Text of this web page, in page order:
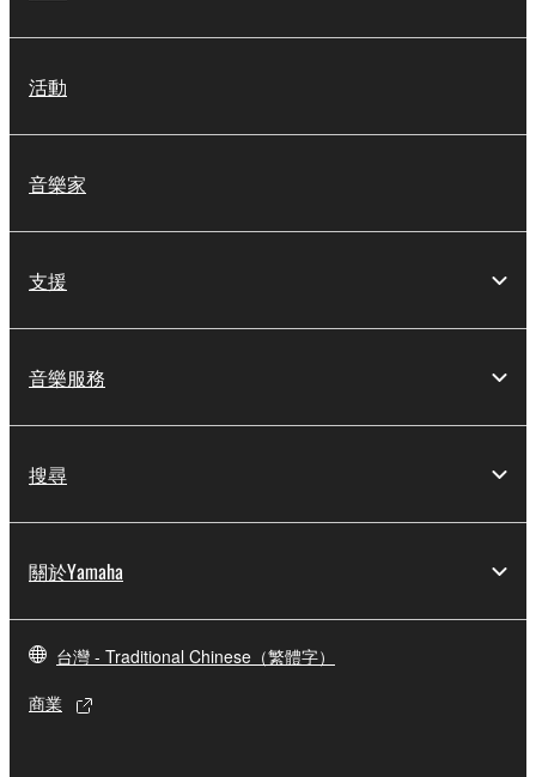
活動
音樂家
支援
音樂服務
搜尋
關於Yamaha
台灣 - Traditional Chinese（繁體字）
商業